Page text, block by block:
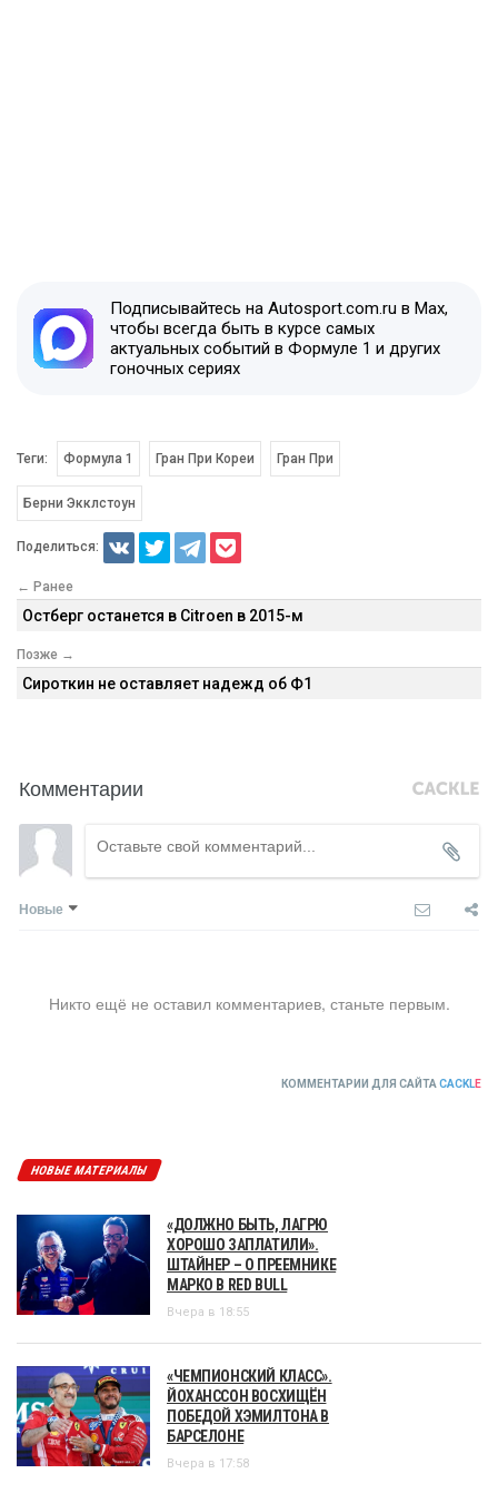
Подписывайтесь на Autosport.com.ru в Max,
чтобы всегда быть в курсе самых
актуальных событий в Формуле 1 и других
гоночных сериях
Теги: Формула 1 Гран При Кореи Гран При
Берни Экклстоун
Поделиться:
← Ранее
Остберг останется в Citroen в 2015-м
Позже →
Сироткин не оставляет надежд об Ф1
Комментарии
Новые
Никто ещё не оставил комментариев, станьте первым.
КОММЕНТАРИИ ДЛЯ САЙТА CACKLE
НОВЫЕ МАТЕРИАЛЫ
«ДОЛЖНО БЫТЬ, ЛАГРЮ
ХОРОШО ЗАПЛАТИЛИ».
ШТАЙНЕР – О ПРЕЕМНИКЕ
МАРКО В RED BULL
Вчера в 18:55
«ЧЕМПИОНСКИЙ КЛАСС».
ЙОХАНССОН ВОСХИЩЁН
ПОБЕДОЙ ХЭМИЛТОНА В
БАРСЕЛОНЕ
Вчера в 17:58